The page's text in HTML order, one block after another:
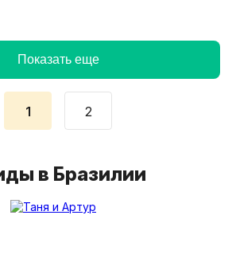
Показать еще
1 2
в Бразилии